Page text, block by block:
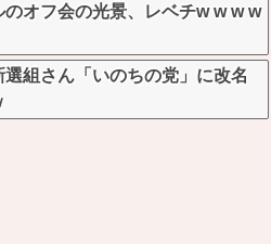
のオフ会の光景、レベチw w w w
選組さん「いのちの党」に改名